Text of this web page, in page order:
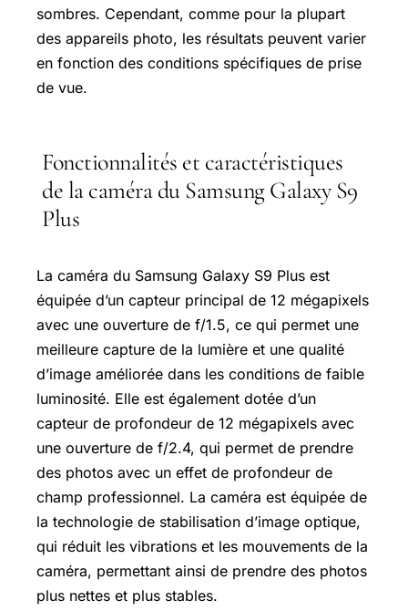
sombres. Cependant, comme pour la plupart
des appareils photo, les résultats peuvent varier
en fonction des conditions spécifiques de prise
de vue.
Fonctionnalités et caractéristiques
de la caméra du Samsung Galaxy S9
Plus
La caméra du Samsung Galaxy S9 Plus est
équipée d’un capteur principal de 12 mégapixels
avec une ouverture de f/1.5, ce qui permet une
meilleure capture de la lumière et une qualité
d’image améliorée dans les conditions de faible
luminosité. Elle est également dotée d’un
capteur de profondeur de 12 mégapixels avec
une ouverture de f/2.4, qui permet de prendre
des photos avec un effet de profondeur de
champ professionnel. La caméra est équipée de
la technologie de stabilisation d’image optique,
qui réduit les vibrations et les mouvements de la
caméra, permettant ainsi de prendre des photos
plus nettes et plus stables.